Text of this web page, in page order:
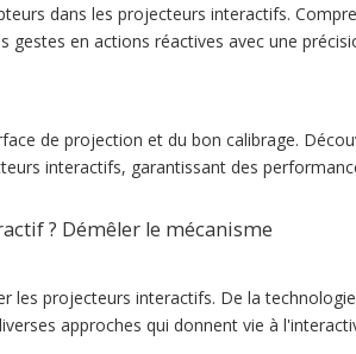
dans les projecteurs interactifs.
gestes en actions réactives avec une
de projection et du bon calibrage.
interactifs, garantissant des
? Démêler le mécanisme
les projecteurs interactifs. De la
approches qui donnent vie à